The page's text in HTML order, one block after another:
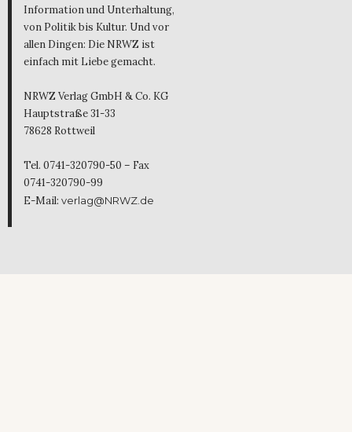
Information und Unterhaltung,
von Politik bis Kultur. Und vor
allen Dingen: Die NRWZ ist
einfach mit Liebe gemacht.
NRWZ Verlag GmbH & Co. KG
Hauptstraße 31-33
78628 Rottweil
Tel. 0741-320790-50 – Fax
0741-320790-99
E-Mail: verlag@NRWZ.de